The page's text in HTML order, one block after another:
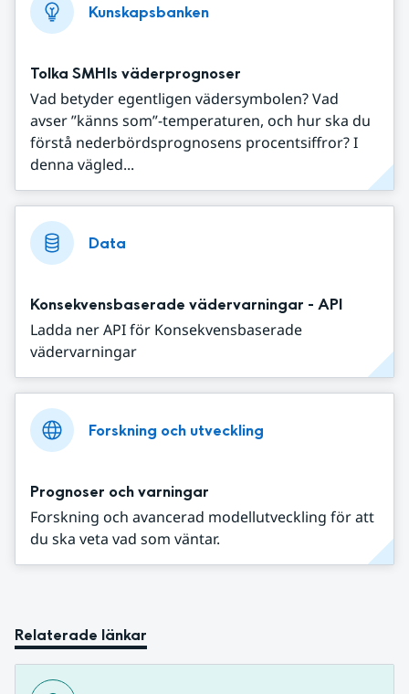
Kunskapsbanken
Tolka SMHIs väderprognoser
Vad betyder egentligen vädersymbolen? Vad
avser ”känns som”-temperaturen, och hur ska du
förstå nederbördsprognosens procentsiffror? I
denna vägled...
Data
Konsekvensbaserade vädervarningar - API
Ladda ner API för Konsekvensbaserade
vädervarningar
Forskning och utveckling
Prognoser och varningar
Forskning och avancerad modellutveckling för att
du ska veta vad som väntar.
Relaterade länkar